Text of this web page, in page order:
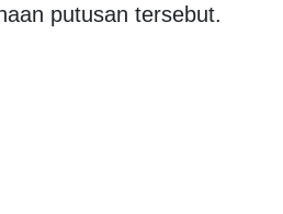
putusan tersebut.